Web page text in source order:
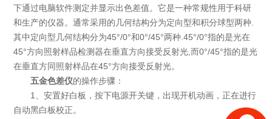
下通过电脑软件测定并显示出色差值。它是一种常规性用于科研
和生产的仪器。通常采用的几何结构分为定向型和积分球型两种.
其中定向型几何结构分为45°/0°和0°/45°两种.45°/0°指的是光在
45°方向照射样品检测器在垂直方向接受反射光,而0°/45°指的是光
在垂直方同照射样品在45°方向接受反射光。
五金色差仪的操作步骤：
1、安置好白板，按下电源开关键，出现开机动画，正在进行
自动黑白板校正。